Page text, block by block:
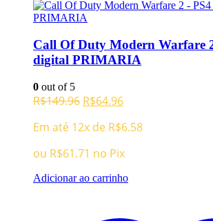
Call Of Duty Modern Warfare
digital PRIMARIA
0 out of 5
R$149.96 O
original
era:
R$149.96.
R$64.96O
atual
R$64.96.
Em até 12x de R$6.58
ou R$61.71 no Pix
Adicionar ao carrinho